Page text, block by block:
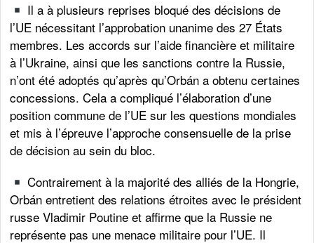
Il a à plusieurs reprises bloqué des décisions de
l’UE nécessitant l’approbation unanime des 27 États
membres. Les accords sur l’aide financière et militaire
à l’Ukraine, ainsi que les sanctions contre la Russie,
n’ont été adoptés qu’après qu’Orbán a obtenu certaines
concessions. Cela a compliqué l’élaboration d’une
position commune de l’UE sur les questions mondiales
et mis à l’épreuve l’approche consensuelle de la prise
de décision au sein du bloc.
Contrairement à la majorité des alliés de la Hongrie,
Orbán entretient des relations étroites avec le président
russe Vladimir Poutine et affirme que la Russie ne
représente pas une menace militaire pour l’UE. Il